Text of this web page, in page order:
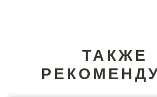
ТАКЖЕ